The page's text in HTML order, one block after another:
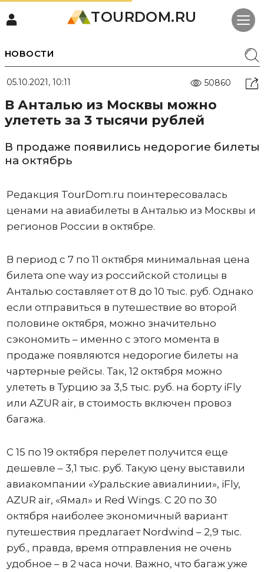
TOURDOM.RU
НОВОСТИ
05.10.2021, 10:11 50860
В Анталью из Москвы можно
улететь за 3 тысячи рублей
В продаже появились недорогие билеты
на октябрь
Редакция TourDom.ru поинтересовалась
ценами на авиабилеты в Анталью из Москвы и
регионов России в октябре.
В период с 7 по 11 октября минимальная цена
билета one way из российской столицы в
Анталью составляет от 8 до 10 тыс. руб. Однако
если отправиться в путешествие во второй
половине октября, можно значительно
сэкономить – именно с этого момента в
продаже появляются недорогие билеты на
чартерные рейсы. Так, 12 октября можно
улететь в Турцию за 3,5 тыс. руб. на борту iFly
или AZUR air, в стоимость включен провоз
багажа.
С 15 по 19 октября перелет получится еще
дешевле – 3,1 тыс. руб. Такую цену выставили
авиакомпании «Уральские авиалинии», iFly,
AZUR air, «Ямал» и Red Wings. C 20 по 30
октября наиболее экономичный вариант
путешествия предлагает Nordwind – 2,9 тыс.
руб., правда, время отправления не очень
удобное – в 2 часа ночи. Важно, что багаж уже